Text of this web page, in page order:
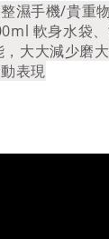
濕手機/貴重
軟身水袋
大大減少磨
表現